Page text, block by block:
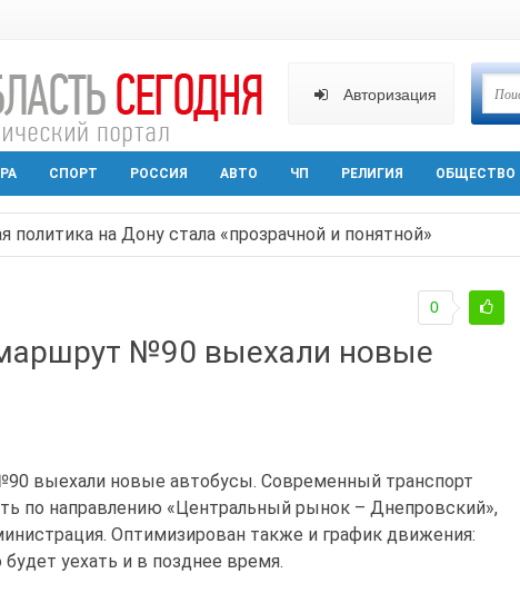
Авторизация
СПОРТ РОССИЯ АВТО ЧП РЕЛИГИЯ ОБЩЕСТВО
политика на Дону стала «прозрачной и понятной»
открылась выставка посткроссинга
в ночном поджоге — сгорела АЗС и около двух
атаки в Геленжике, два малыша из Шахт
№90 выехали новые
0
выехали новые автобусы. Современный транспорт
по направлению «Центральный рынок – Днепровский»,
Оптимизирован также и график движения:
уехать и в позднее время.